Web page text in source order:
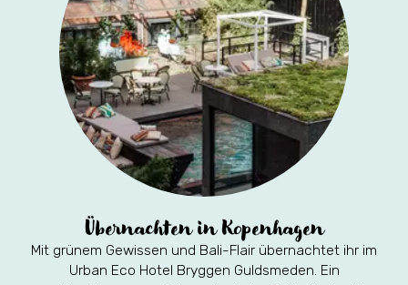
Übernachten in Kopenhagen
Mit grünem Gewissen und Bali-Flair übernachtet ihr im
Urban Eco Hotel Bryggen Guldsmeden. Ein